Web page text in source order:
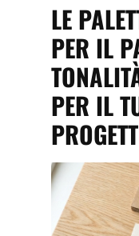
LE
PER IL
PER IL